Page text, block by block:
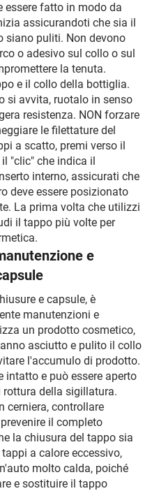
essere fatto in modo da
assicurandoti che sia il
siano puliti. Non devono
o adesivo sul collo o sul
la tenuta.
e il collo della bottiglia.
si avvita, ruotalo in senso
resistenza. NON forzare
le filettature del
a scatto, premi verso il
"clic" che indica il
interno, assicurati che
deve essere posizionato
La prima volta che utilizzi
il tappo più volte per
e
e capsule, è
manutenzioni e
un prodotto cosmetico,
asciutto e pulito il collo
l'accumulo di prodotto.
intatto e può essere aperto
della sigillatura.
cerniera, controllare
il completo
la chiusura del tappo sia
a calore eccessivo,
molto calda, poiché
e sostituire il tappo